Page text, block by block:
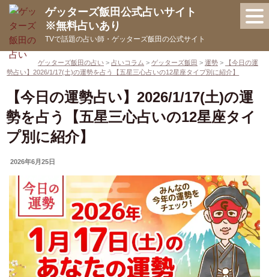
ン
へ
ッ
プ
ゲッターズ飯田公式占いサイト
※無料占いあり
TVで話題の占い師・ゲッターズ飯田の公式サイト
ゲッターズ飯田の占い > 占いコラム > ゲッターズ飯田 > 運勢 >
【今日の運
勢占い】2026/1/17(土)の運勢を占う【五星三心占いの12星座タイプ別に紹介】
【今日の運勢占い】2026/1/17(土)の運
勢を占う【五星三心占いの12星座タイ
プ別に紹介】
UPDATED
2026年6月25日